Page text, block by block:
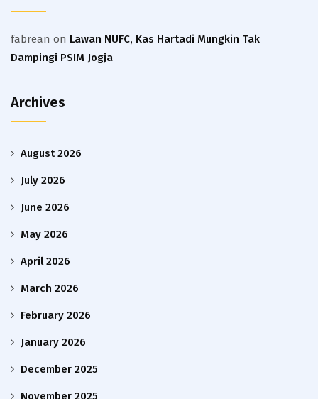
fabrean on Lawan NUFC, Kas Hartadi Mungkin Tak
Dampingi PSIM Jogja
Archives
August 2026
July 2026
June 2026
May 2026
April 2026
March 2026
February 2026
January 2026
December 2025
November 2025